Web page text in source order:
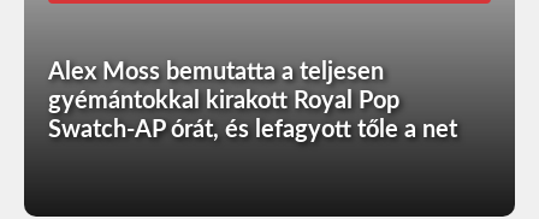
Alex Moss bemutatta a teljesen
gyémántokkal kirakott Royal Pop
Swatch-AP órát, és lefagyott tőle a net